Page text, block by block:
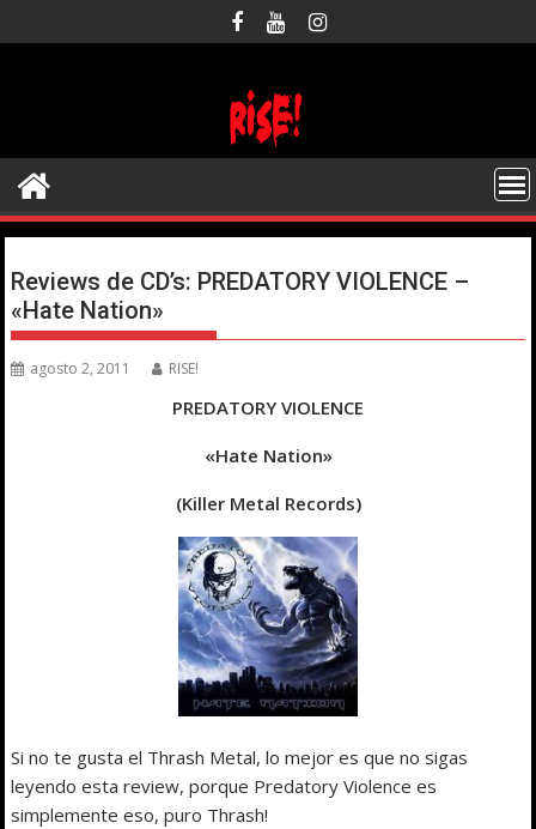
al
Reviews de CD’s: PREDATORY VIOLENCE –
«Hate Nation»
agosto 2, 2011 RISE!
PREDATORY VIOLENCE
«Hate Nation»
(Killer Metal Records)
Si no te gusta el Thrash Metal, lo mejor es que no sigas
leyendo esta review, porque Predatory Violence es
simplemente eso, puro Thrash!